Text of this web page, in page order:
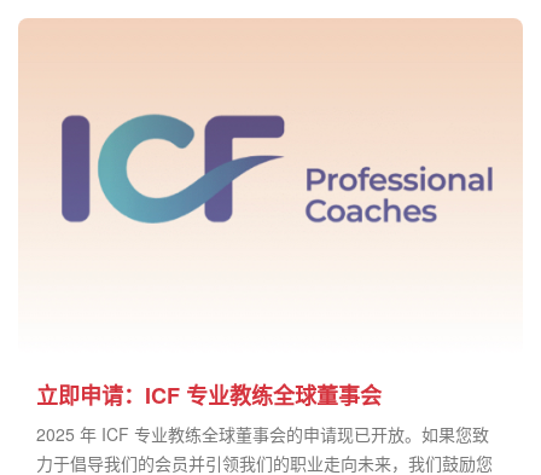
立即申请：ICF 专业教练全球董事会
2025 年 ICF 专业教练全球董事会的申请现已开放。如果您致
力于倡导我们的会员并引领我们的职业走向未来，我们鼓励您